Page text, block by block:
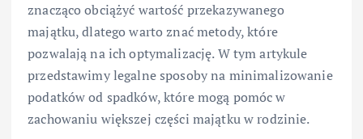
znacząco obciążyć wartość przekazywanego
majątku, dlatego warto znać metody, które
pozwalają na ich optymalizację. W tym artykule
przedstawimy legalne sposoby na minimalizowanie
podatków od spadków, które mogą pomóc w
zachowaniu większej części majątku w rodzinie.